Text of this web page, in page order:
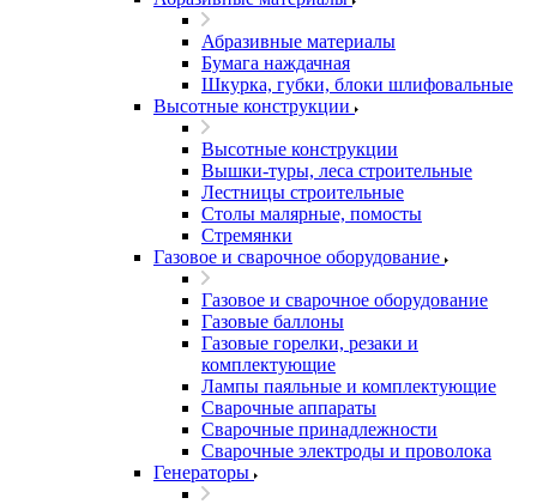
Абразивные материалы
Бумага наждачная
Шкурка, губки, блоки шлифовальные
Высотные конструкции
Высотные конструкции
Вышки-туры, леса строительные
Лестницы строительные
Столы малярные, помосты
Стремянки
Газовое и сварочное оборудование
Газовое и сварочное оборудование
Газовые баллоны
Газовые горелки, резаки и
комплектующие
Лампы паяльные и комплектующие
Сварочные аппараты
Сварочные принадлежности
Сварочные электроды и проволока
Генераторы